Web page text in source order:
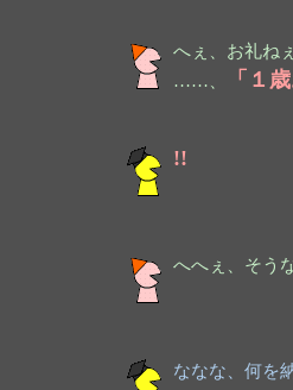
へぇ、お礼ね
……、
「１
!!
へへぇ、そう
ななな、何を